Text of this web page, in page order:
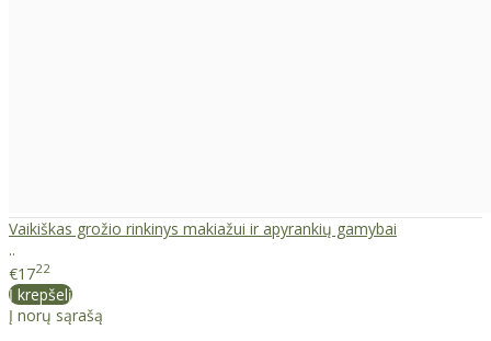
Vaikiškas grožio rinkinys makiažui ir apyrankių gamybai
..
€1722
Į krepšelį
Į norų sąrašą